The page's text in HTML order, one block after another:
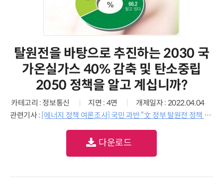
탈원전을 바탕으로 추진하는 2030 국
가온실가스 40% 감축 및 탄소중립
2050 정책을 알고 계십니까?
카테고리 : 정보통신 지면 : 4면
개제일자 : 2022.04.04
관련기사 : [에너지 정책 여론조사] 국민 과반 “文 정부 탈원전 정책 잘못”…중도 성향도 비판
다운로드